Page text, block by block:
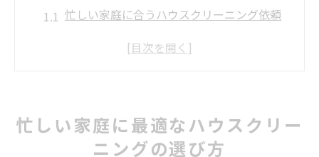
忙しい家庭に合うハウスクリーニング依頼
安佐南区で選ぶハウスクリーニングの基準
家事時間を減らすハウスクリーニングのメ
リット
忙しい家庭に最適なハウスクリー
ニングの選び方